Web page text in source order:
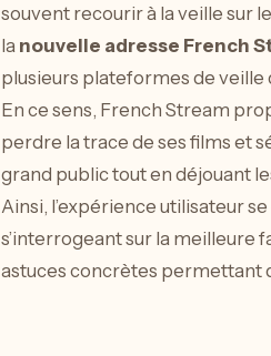
souvent recourir à la veille sur
la nouvelle adresse French
plusieurs plateformes de veille
En ce sens, French Stream
perdre la trace de ses films et
grand public tout en déjouant
Ainsi, l’expérience utilisateur
s’interrogeant sur la meilleure
astuces concrètes permettant